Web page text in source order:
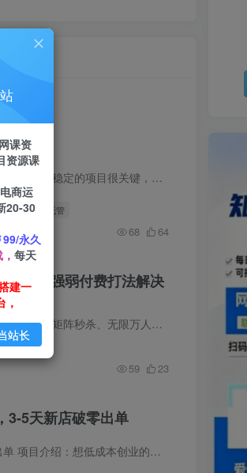
普通人做互联网项目还是尽量不要去盲目追求风口项目，经验不足很难把握住。找一个长期稳定的项目很关键，首选电商类项目。 拼多…
器人全自动托管
68 64
实操，强弱付费打法解决
杀、无限万人团、黑标单品等活动…
59 23
3-5天新店破零出单
想低成本创业的，可以看看拼多多…
课资
资源课
商运
20-30
永久
每天
建一
站长